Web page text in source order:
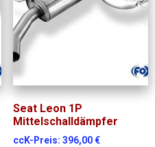
Seat Leon 1P
Mittelschalldämpfer
ccK-Preis: 396,00€